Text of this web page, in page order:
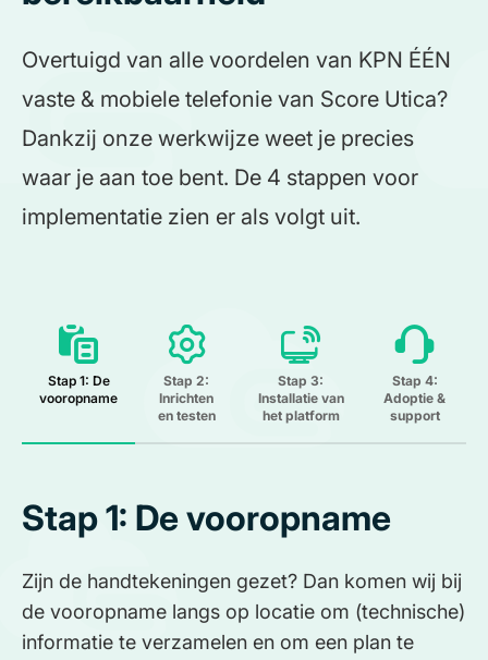
Overtuigd van alle voordelen van KPN ÉÉN
vaste & mobiele telefonie van Score Utica?
Dankzij onze werkwijze weet je precies
waar je aan toe bent. De 4 stappen voor
implementatie zien er als volgt uit.
Stap 1: De
vooropname
Stap 2:
Inrichten
en testen
Stap 3:
Installatie van
het platform
Stap 4:
Adoptie &
support
Stap 1: De vooropname
Zijn de handtekeningen gezet? Dan komen wij bij
de vooropname langs op locatie om (technische)
informatie te verzamelen en om een plan te